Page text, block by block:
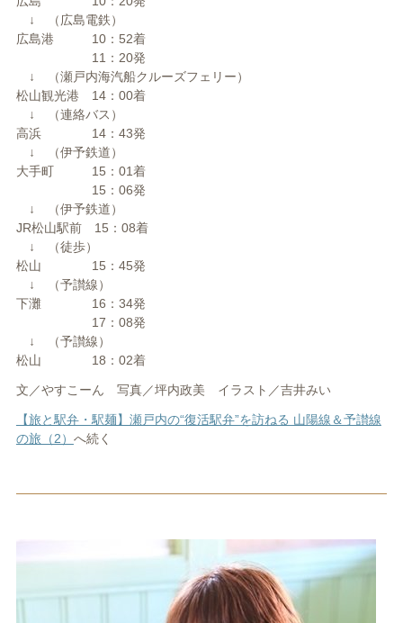
↓ （広島電鉄）
広島港 10：52着
11：20発
↓ （瀬戸内海汽船クルーズフェリー）
松山観光港 14：00着
↓ （連絡バス）
高浜 14：43発
↓ （伊予鉄道）
大手町 15：01着
15：06発
↓ （伊予鉄道）
JR松山駅前 15：08着
↓ （徒歩）
松山 15：45発
↓ （予讃線）
下灘 16：34発
17：08発
↓ （予讃線）
松山 18：02着
文／やすこーん 写真／坪内政美 イラスト／吉井みい
【旅と駅弁・駅麺】瀬戸内の“復活駅弁”を訪ねる 山陽線＆予讃線
の旅（2） へ続く